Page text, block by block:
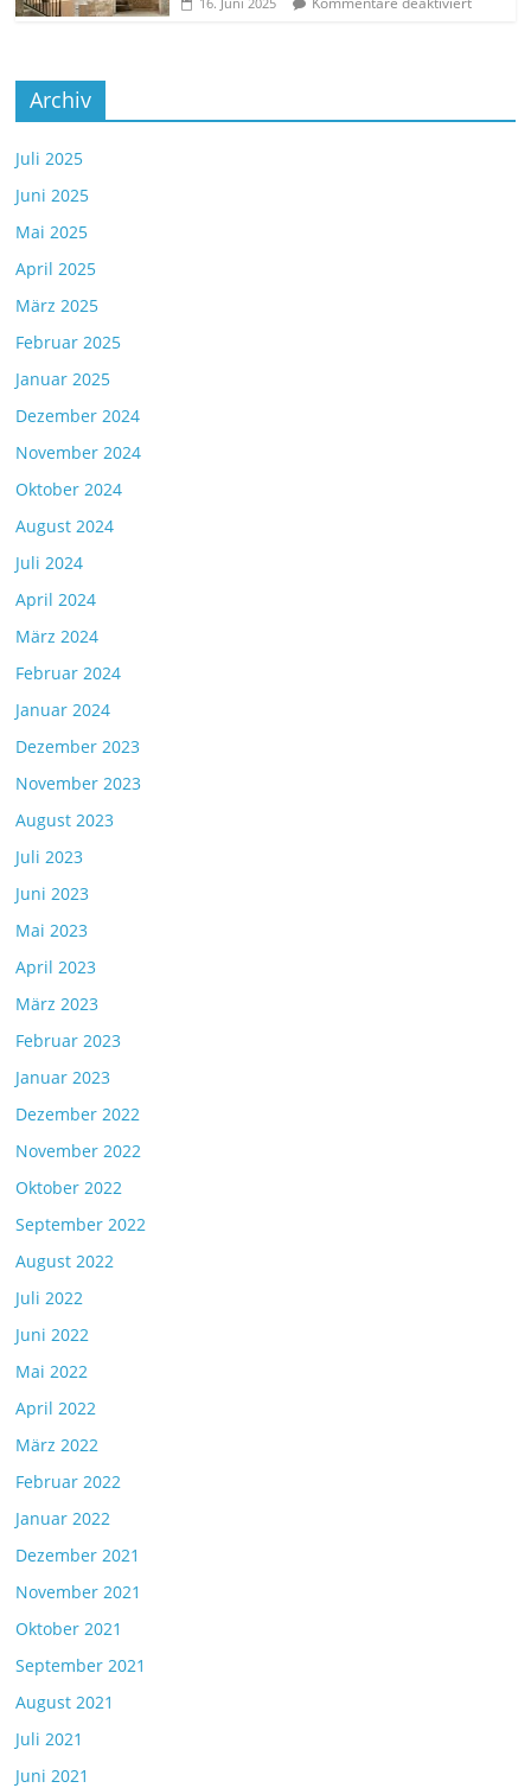
Archiv
Juli 2025
Juni 2025
Mai 2025
April 2025
März 2025
Februar 2025
Januar 2025
Dezember 2024
November 2024
Oktober 2024
August 2024
Juli 2024
April 2024
März 2024
Februar 2024
Januar 2024
Dezember 2023
November 2023
August 2023
Juli 2023
Juni 2023
Mai 2023
April 2023
März 2023
Februar 2023
Januar 2023
Dezember 2022
November 2022
Oktober 2022
September 2022
August 2022
Juli 2022
Juni 2022
Mai 2022
April 2022
März 2022
Februar 2022
Januar 2022
Dezember 2021
November 2021
Oktober 2021
September 2021
August 2021
Juli 2021
Juni 2021